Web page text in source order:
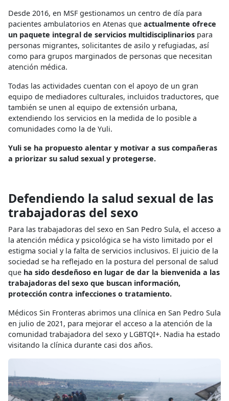
Desde 2016, en MSF gestionamos un centro de día para
pacientes ambulatorios en Atenas que actualmente ofrece
un paquete integral de servicios multidisciplinarios para
personas migrantes, solicitantes de asilo y refugiadas, así
como para grupos marginados de personas que necesitan
atención médica.
Todas las actividades cuentan con el apoyo de un gran
equipo de mediadores culturales, incluidos traductores, que
también se unen al equipo de extensión urbana,
extendiendo los servicios en la medida de lo posible a
comunidades como la de Yuli.
Yuli se ha propuesto alentar y motivar a sus compañeras
a priorizar su salud sexual y protegerse.
Defendiendo la salud sexual de las
trabajadoras del sexo
Para las trabajadoras del sexo en San Pedro Sula, el acceso a
la atención médica y psicológica se ha visto limitado por el
estigma social y la falta de servicios inclusivos. El juicio de la
sociedad se ha reflejado en la postura del personal de salud
que ha sido desdeñoso en lugar de dar la bienvenida a las
trabajadoras del sexo que buscan información,
protección contra infecciones o tratamiento.
Médicos Sin Fronteras abrimos una clínica en San Pedro Sula
en julio de 2021, para mejorar el acceso a la atención de la
comunidad trabajadora del sexo y LGBTQI+. Nadia ha estado
visitando la clínica durante casi dos años.